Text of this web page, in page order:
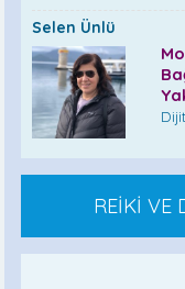
Selen Ünlü
REİKİ VE